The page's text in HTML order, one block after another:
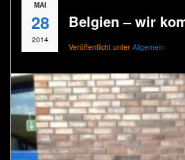
MAI
28
2014
Belgien – wir
Veröffentlicht unter Allgemein